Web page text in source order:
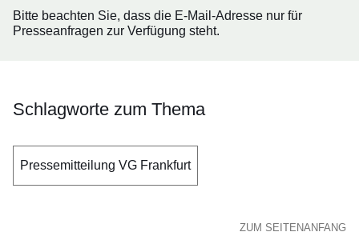
Bitte beachten Sie, dass die E-Mail-Adresse nur für
Presseanfragen zur Verfügung steht.
Schlagworte zum Thema
Pressemitteilung VG Frankfurt
ZUM SEITENANFANG